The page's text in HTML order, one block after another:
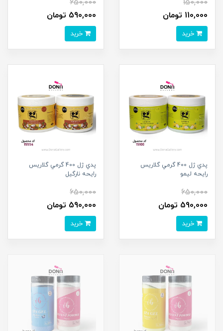
150,000
110,000 تومان
650,000
590,000 تومان
پدي ژل 400 گرمي گلاريس
رايحه ليمو
650,000
590,000 تومان
پدي ژل 400 گرمي گلاريس
رايحه نارگيل
650,000
590,000 تومان